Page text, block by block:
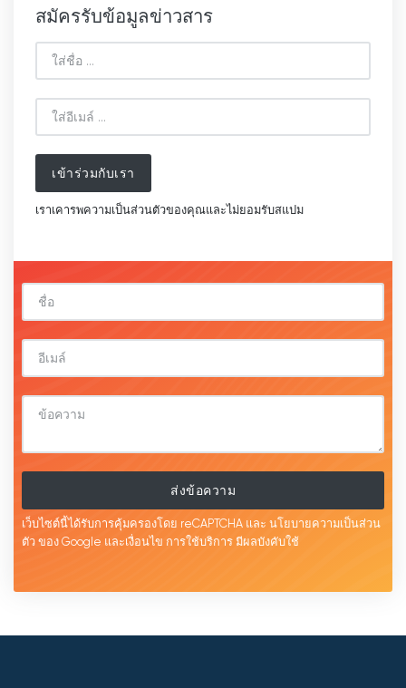
สมัครรับข้อมูลข่าวสาร
เข้าร่วมกับเรา
เราเคารพความเป็นส่วนตัวของคุณและไม่ยอมรับสแปม
ส่งข้อความ
เว็บไซต์นี้ได้รับการคุ้มครองโดย reCAPTCHA และ นโยบายความเป็นส่วน
ตัว ของ Google และเงื่อนไข การใช้บริการ มีผลบังคับใช้